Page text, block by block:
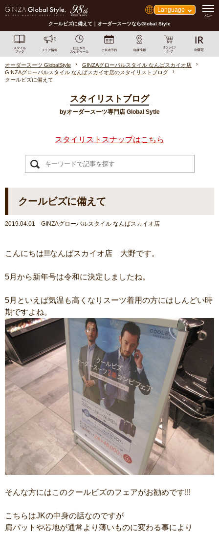
Language
クールビズに備えて｜オーダースーツならGlobal Style
オーダースーツ GlobalStyle
GINZAグローバルスタイル なんばスカイオ店
GINZAグローバルスタイル なんばスカイオ店のスタイリストブログ
クールビズに備えて
スタイリストブログ
byオーダースーツ専門店 Global Sytle
スタイリストスナップはこちら
クールビズに備えて
2019.04.01 GINZAグローバルスタイル なんばスカイオ店
こんにちは!!!なんばスカイオ店 大野です。
5月から新年号は令和に決定しましたね。
5月といえば気温も高くなりスーツ着用の方にはしんどい時
期ですよね。
そんな方にはこのクールビズのフェアがお勧めです!!!
こちらはJKの中身の話なのですが
肩パットや芯地が通常より薄いものに変わる事により